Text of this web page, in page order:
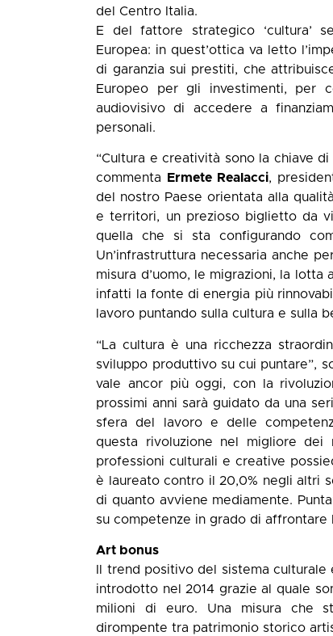
del Centro Italia.
E del fattore strategico ‘cultura’
Europea: in quest’ottica va letto
di garanzia sui prestiti, che
Europeo per gli investimenti, per
audiovisivo di accedere a
personali.
“Cultura e creatività sono la chiave
commenta
Ermete Realacci,
del nostro Paese orientata alla
e territori, un prezioso biglietto da
quella che si sta configurando
Un’infrastruttura necessaria anche
misura d’uomo, le migrazioni, la lotta
infatti la fonte di energia più
lavoro puntando sulla cultura e sulla
“La cultura è una ricchezza
sviluppo produttivo su cui puntare”,
vale ancor più oggi, con la
prossimi anni sarà guidato da una
sfera del lavoro e delle
questa rivoluzione nel migliore
professioni culturali e creative
è laureato contro il 20,0% negli altri
di quanto avviene mediamente.
su competenze in grado di affrontare
Art bonus
Il trend positivo del sistema
introdotto nel 2014 grazie al quale
milioni di euro. Una misura che
dirompente tra patrimonio storico